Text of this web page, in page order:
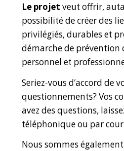
Le projet veut offrir,
possibilité de créer des
privilégiés, durables et
démarche de
personnel et
Seriez-vous d’accord de
questionnements? Vos
avez des questions,
téléphonique ou par
Nous sommes